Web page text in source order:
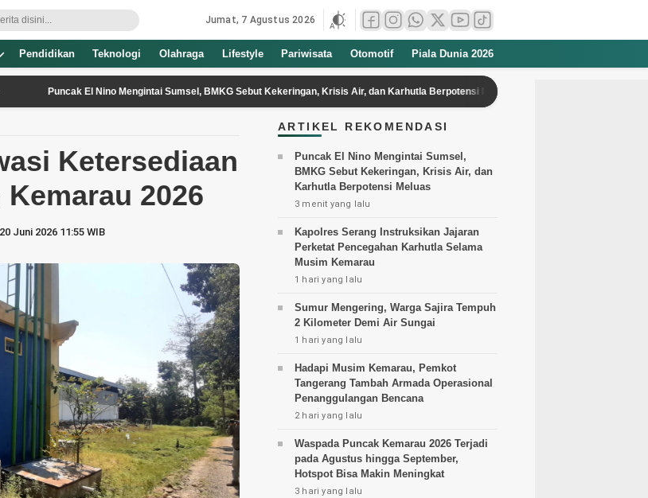
Jumat, 7 Agustus 2026
Pendidikan Teknologi Olahraga Lifestyle Pariwisata Otomotif Piala Dunia 2026
El Nino Mengintai Sumsel, BMKG Sebut Kekeringan, Krisis Air, dan Karhutla Berpotensi Meluas
Ketersediaan
2026
Juni 2026 11:55 WIB
ARTIKEL REKOMENDASI
Puncak El Nino Mengintai Sumsel,
BMKG Sebut Kekeringan, Krisis Air, dan
Karhutla Berpotensi Meluas
3 menit yang lalu
Kapolres Serang Instruksikan Jajaran
Perketat Pencegahan Karhutla Selama
Musim Kemarau
1 hari yang lalu
Sumur Mengering, Warga Sajira Tempuh
2 Kilometer Demi Air Sungai
1 hari yang lalu
Hadapi Musim Kemarau, Pemkot
Tangerang Tambah Armada Operasional
Penanggulangan Bencana
2 hari yang lalu
Waspada Puncak Kemarau 2026 Terjadi
pada Agustus hingga September,
Hotspot Bisa Makin Meningkat
3 hari yang lalu